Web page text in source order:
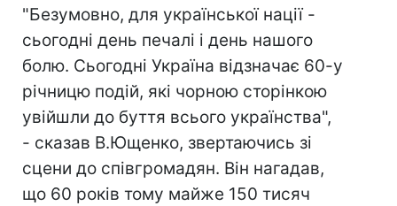
"Безумовно, для української нації -
сьогодні день печалі і день нашого
болю. Сьогодні Україна відзначає 60-у
річницю подій, які чорною сторінкою
увійшли до буття всього українства",
- сказав В.Ющенко, звертаючись зі
сцени до співгромадян. Він нагадав,
що 60 років тому майже 150 тисяч